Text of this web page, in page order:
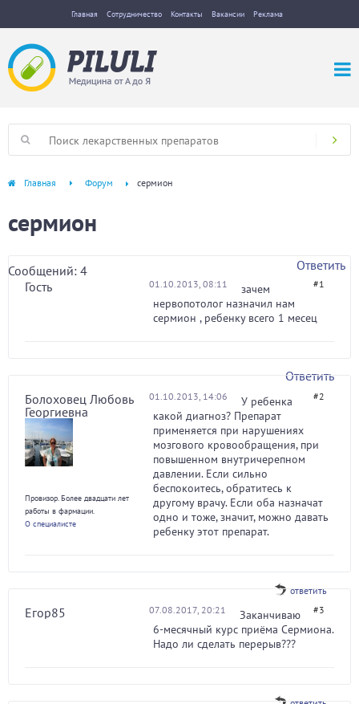
Главная Сотрудничество Контакты Вакансии Реклама
Главная Форум сермион
сермион
Сообщений: 4
Ответить
Гость
01.10.2013, 08:11 #1
зачем
нервопотолог назначил нам
сермион , ребенку всего 1 месец
Ответить
Болоховец Любовь
Георгиевна
Провизор. Более двадцати лет
работы в фармации.
О специалисте
01.10.2013, 14:06 #2
У ребенка
какой диагноз? Препарат
применяется при нарушениях
мозгового кровообращения, при
повышенном внутричерепном
давлении. Если сильно
беспокоитесь, обратитесь к
другому врачу. Если оба назначат
одно и тоже, значит, можно давать
ребенку этот препарат.
ответить
Егор85 07.08.2017, 20:21 #3
Заканчиваю
6-месячный курс приёма Сермиона.
Надо ли сделать перерыв???